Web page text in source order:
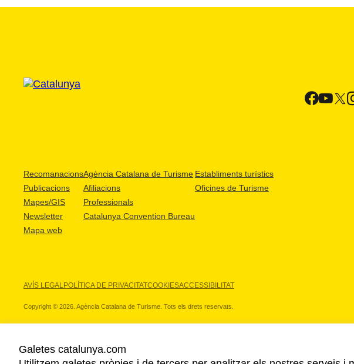
Recomanacions
Publicacions
Mapes/GIS
Newsletter
Mapa web
Agència Catalana de Turisme
Afiliacions
Professionals
Catalunya Convention Bureau
Establiments turístics
Oficines de Turisme
AVÍS LEGALPOLÍTICA DE PRIVACITATCOOKIESACCESSIBILITAT
Copyright © 2026. Agència Catalana de Turisme. Tots els drets reservats.
Galetes catalunya.com